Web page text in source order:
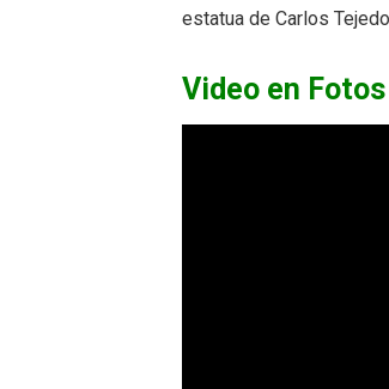
estatua de Carlos
Video en Fotos